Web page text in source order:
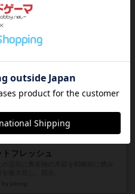
ト
しっかりしてるから、超ボードゲーム
て感じ。パーティ...
by ヒロ(新！ボードゲーム家族)
クの失われし遺跡
人プレイ数回。クニツィア先生の名作
ドを探して」にあ...
by おーちゃん
フレッシュ